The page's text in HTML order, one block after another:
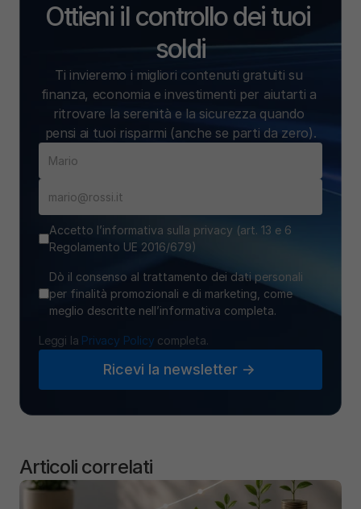
Ottieni il controllo dei tuoi
soldi
Ti invieremo i migliori contenuti gratuiti su
finanza, economia e investimenti per aiutarti a
ritrovare la serenità e la sicurezza quando
pensi ai tuoi risparmi (anche se parti da zero).
Accetto l’informativa sulla privacy (art. 13 e 6
Regolamento UE 2016/679)
Dò il consenso al trattamento dei dati personali
per finalità promozionali e di marketing, come
meglio descritte nell’informativa completa.
Leggi la Privacy Policy completa.
Ricevi la newsletter ->
Articoli correlati